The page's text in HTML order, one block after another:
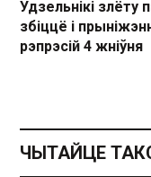
Удзельнікі злёту
збіццё і
рэпрэсій 4 жніўня
ЧЫТАЙЦЕ